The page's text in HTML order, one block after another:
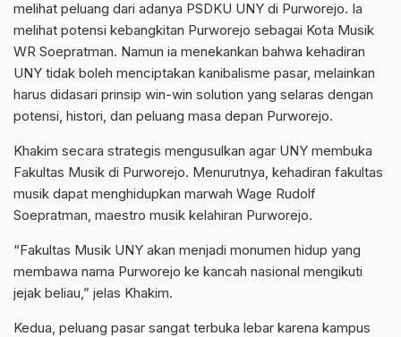
melihat peluang dari adanya PSDKU UNY di Purworejo. Ia
melihat potensi kebangkitan Purworejo sebagai Kota Musik
WR Soepratman. Namun ia menekankan bahwa kehadiran
UNY tidak boleh menciptakan kanibalisme pasar, melainkan
harus didasari prinsip win-win solution yang selaras dengan
potensi, histori, dan peluang masa depan Purworejo.
Khakim secara strategis mengusulkan agar UNY membuka
Fakultas Musik di Purworejo. Menurutnya, kehadiran fakultas
musik dapat menghidupkan marwah Wage Rudolf
Soepratman, maestro musik kelahiran Purworejo.
“Fakultas Musik UNY akan menjadi monumen hidup yang
membawa nama Purworejo ke kancah nasional mengikuti
jejak beliau,” jelas Khakim.
Kedua, peluang pasar sangat terbuka lebar karena kampus